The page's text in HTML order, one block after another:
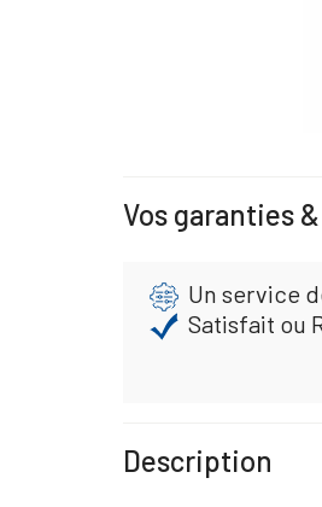
Vos garanties
Un service
Satisfait ou
Description